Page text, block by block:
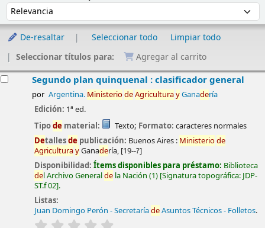
De-resaltar Seleccionar todo
Limpiar todo
Seleccionar títulos para:
Agregar al carrito
Segundo plan quinquenal : clasificador general
por Argentina. MinisteriodeAgriculturayGanadería
Edición: 1ª ed.
Tipode material: Texto; Formato: caracteres normales
Detallesde publicación: Buenos Aires : Ministeriode
AgriculturayGanadería, [19--?]
Disponibilidad:Ítems disponibles para préstamo: Biblioteca
del Archivo Generalde la Nación (1) Signatura topográfica: JDP-
ST.f 02 .
Listas:
Juan Domingo Perón - SecretaríadeAsuntos Técnicos - Folletos.
valoración